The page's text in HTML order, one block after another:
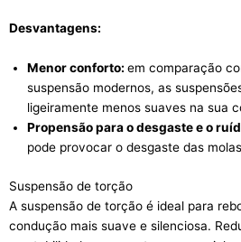
Desvantagens:
Menor conforto: em comparação
suspensão modernos, as
ligeiramente menos suaves na sua
Propensão para o desgaste e o
pode provocar o desgaste das
Suspensão de torção
A suspensão de torção é ideal para
condução mais suave e silenciosa.